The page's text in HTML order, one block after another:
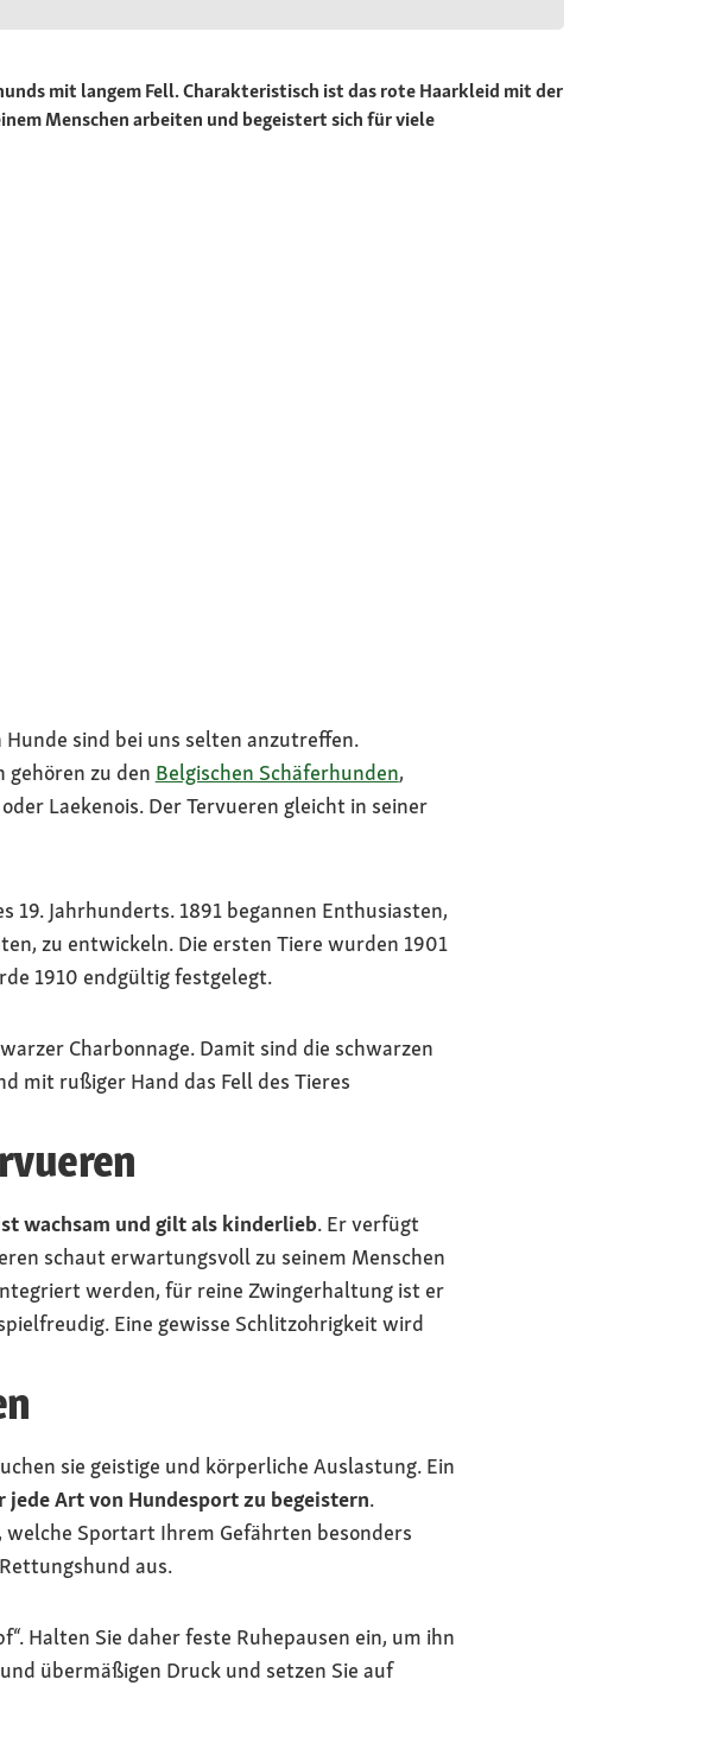
mit langem Fell. Charakteristisch ist das rote Haarkleid mit der
Menschen arbeiten und begeistert sich für viele
sind bei uns selten anzutreffen.
zu den Belgischen Schäferhunden,
Laekenois. Der Tervueren gleicht in seiner
19. Jahrhunderts. 1891 begannen Enthusiasten,
zu entwickeln. Die ersten Tiere wurden 1901
1910 endgültig festgelegt.
Charbonnage. Damit sind die schwarzen
mit rußiger Hand das Fell des Tieres
wachsam und gilt als kinderlieb. Er verfügt
schaut erwartungsvoll zu seinem Menschen
werden, für reine Zwingerhaltung ist er
Eine gewisse Schlitzohrigkeit wird
sie geistige und körperliche Auslastung. Ein
jede Art von Hundesport zu begeistern.
Sportart Ihrem Gefährten besonders
aus.
Halten Sie daher feste Ruhepausen ein, um ihn
übermäßigen Druck und setzen Sie auf